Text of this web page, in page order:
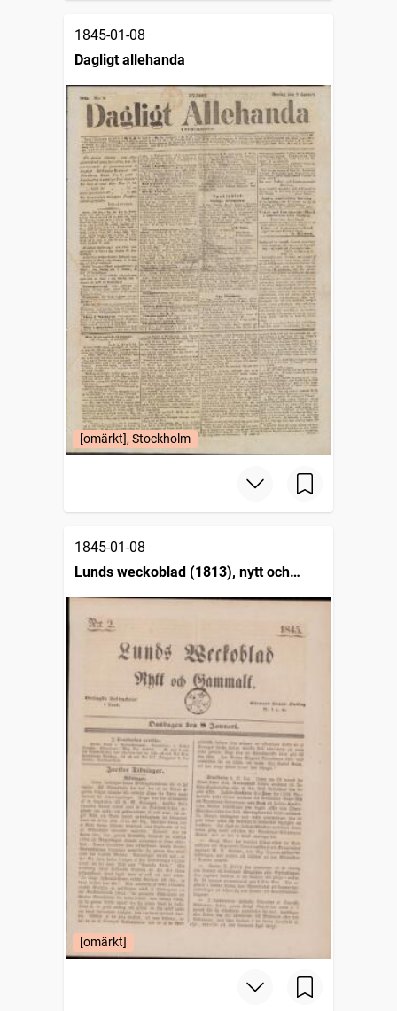
1845-01-08
Dagligt allehanda
[omärkt], Stockholm
1845-01-08
Lunds weckoblad (1813), nytt och
[omärkt]